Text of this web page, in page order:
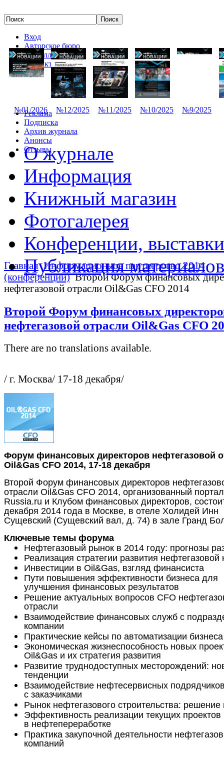
Вход
Авторское бюро
Редколлегия
Контакты
№01/2026 №12/2025 №11/2025 №10/2025 №9/2025
Реклама
Подписка
Архив журнала
Анонсы
Отзывы
О журнале
Информация
Книжный магазин
Фотогалерея
Конференции, выставки
Публикация материалов
Главная Информационное партнерство 2014
(конференции) Второй Форум финансовых
нефтегазовой отрасли Oil&Gas CFO 2014
Второй Форум финансовых
нефтегазовой отрасли Oil&Gas CFO
There are no translations available.
/ г. Москва/ 17-18 декабря/
Форум финансовых директоров нефтегазовой
Oil&Gas CFO 2014, 17-18 декабря
Второй Форум финансовых директоров
отрасли Oil&Gas CFO 2014, организованный
Russia.ru и Клубом финансовых директоров,
декабря 2014 года в Москве, в отеле Холидей Инн
Сущевский (Сущевский вал, д. 74) в зале Гранд
Ключевые темы форума
Нефтегазовый рынок в 2014 году: прогнозы
Реализация стратегии развития нефтегазовой
Инвестиции в Oil&Gas, взгляд финансиста
Пути повышения эффективности бизнеса для
улучшения финансовых результатов
Решение актуальных вопросов CFO
отрасли
Взаимодействие финансовых служб с
компании
Практические кейсы по автоматизации бизнеса
Экономическая жизнеспособность новых
Oil&Gas и их стратегия развития
Развитие труднодоступных месторождений:
тенденции
Взаимодействие нефтесервисных
с заказчиками
Рынок нефтегазового строительства:
Эффективность реализации текущих проектов
в нефтепереработке
Практика закупочной деятельности
компаний